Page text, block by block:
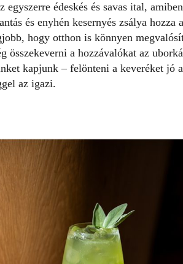
egyszerre édeskés és savas ital,
és enyhén kesernyés zsálya
hogy otthon is könnyen
összekeverni a hozzávalókat az
kapjunk – felönteni a keveréket jó
az igazi.